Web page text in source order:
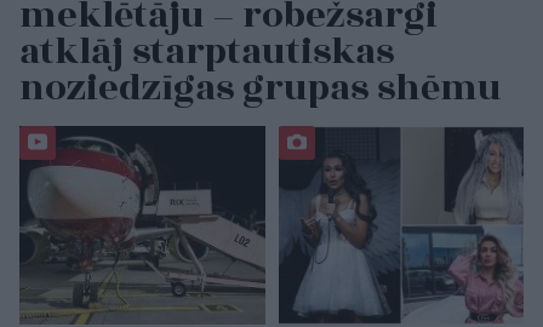
meklētāju – robežsargi
atklāj starptautiskas
noziedzīgas grupas shēmu